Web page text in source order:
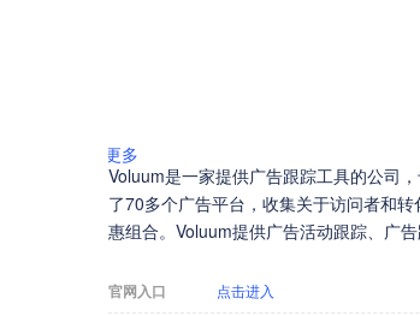
更多
Voluum是一家提供广告跟踪工具的公司
了70多个广告平台，收集关于访问者和
惠组合。Voluum提供广告活动跟踪、广
官网入口 点击进入